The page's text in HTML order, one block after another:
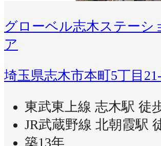
グローベル志木ステーシ
ア
埼玉県志木市本町5丁目
東武東上線 志木駅 徒
JR武蔵野線 北朝霞駅
築13年